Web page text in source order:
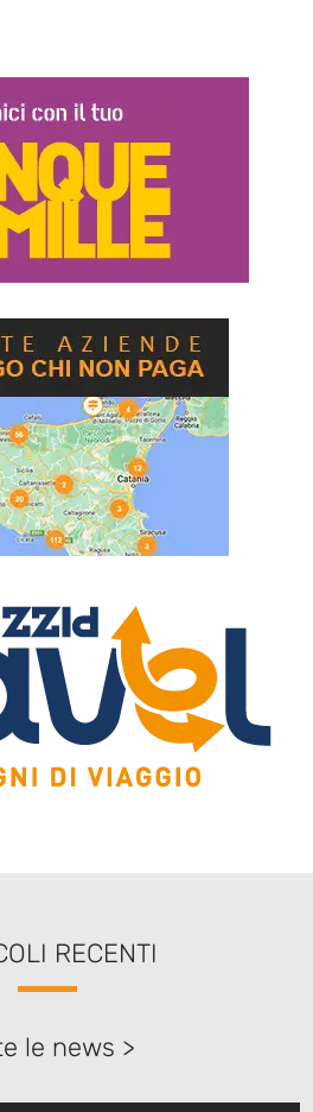
RECENTI
le news >